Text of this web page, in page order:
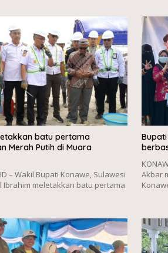
batu pertama
Merah Putih di Muara
– Wakil Bupati Konawe, Sulawesi
Ibrahim meletakkan batu pertama
Akbar